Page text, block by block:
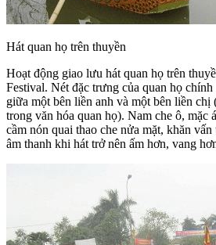
Hát quan họ trên thuyền
Hoạt động giao lưu hát quan họ trên
Festival. Nét đặc trưng của quan họ
giữa một bên liền anh và một bên liền chị
trong văn hóa quan họ). Nam che ô, mặc
cầm nón quai thao che nửa mặt, khăn
âm thanh khi hát trở nên ấm hơn, vang